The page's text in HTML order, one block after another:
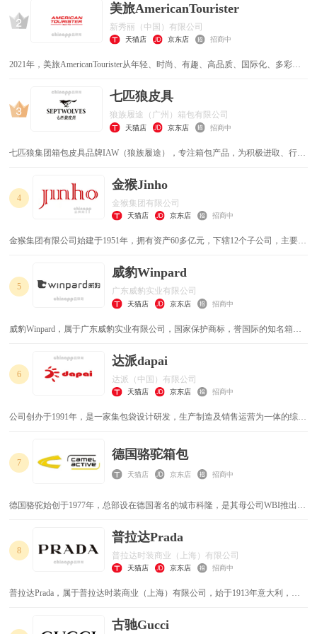
美旅AmericanTourister
新秀丽（中国）有限公司
天猫店 京东店 招商中
2021年，美旅AmericanTourister从年轻、时尚、有趣、高品质、国际化、多彩的
牌迈向全新战略发展阶段。七匹狼皮具
狼族履途（广州）箱包有限公司
天猫店 京东店 招商中
七匹狼集团箱包皮具品牌IAW（狼族履途），专注箱包产品，为积极进取、行动
包，旨在为纵横职场与生活的TA们提供轻松、自信的穿着体验。
4
金猴Jinho
金猴集团有限公司
天猫店 京东店 招商中
金猴集团有限公司始建于1951年，拥有资产60多亿元，下辖12个子公司，主要生
品“金猴”牌皮鞋、皮具均获得过“中国500最具价值品牌”、“中国驰名商标”、“中
国名牌”、“中国最具市场竞争力品牌”、“行业领先品牌”等商界重要荣誉。
5
威豹Winpard
广东威豹实业有限公司
天猫店 京东店 招商中
威豹Winpard，属于广东威豹实业有限公司，国家保护商标，誉国际的知名箱包
场营销的跨产业集团化企业。
6
达派dapai
达派（中国）有限公司
天猫店 京东店 招商中
公司创办于1991年，是一家集包袋设计研发，生产制造及销售运营为一体的综合
追求卓越，把“打造成为世界领先的包袋制造企业，不断为全球客户提供高品质
服务及生产制造解决方案，立志成为受人尊敬的包袋产品提供商”作为企业的愿
景。
7
德国骆驼箱包
天猫店 京东店 招商中
德国骆驼始创于1977年，总部设在德国著名的城市科隆，是其母公司WBI推出的
适合有着不同文化背景,讲究完美生活,想追随潮流,但却不想成为潮流的领导者的
中青年。它在休闲品牌当中属中高档次,是给予那些追求享受现代生活的挑战人
士。
8
普拉达Prada
普拉达时装商业（上海）有限公司
天猫店 京东店 招商中
普拉达Prada，属于普拉达时装商业（上海）有限公司，始于1913年意大利，世
凭经典“黑色的尼龙包”风靡全球。古驰Gucci